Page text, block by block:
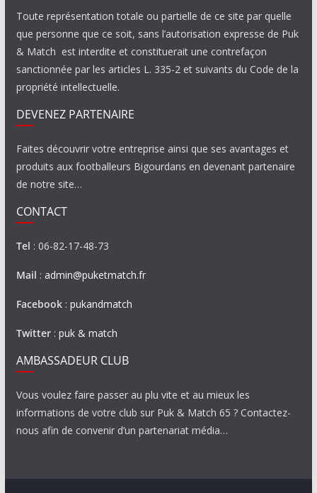
Toute représentation totale ou partielle de ce site par quelle
que personne que ce soit, sans l’autorisation expresse de Puk
& Match est interdite et constituerait une contrefaçon
sanctionnée par les articles L. 335-2 et suivants du Code de la
propriété intellectuelle.
DEVENEZ PARTENAIRE
Faites découvrir votre entreprise ainsi que ses avantages et
produits aux footballeurs Bigourdans en devenant partenaire
de notre site…
CONTACT
Tel : 06-82-17-48-73
Mail : admin@puketmatch.fr
Facebook: pukandmatch
Twitter: puk & match
AMBASSADEUR CLUB
Vous voulez faire passer au plu vite et au mieux les
informations de votre club sur Puk & Match 65 ? Contactez-
nous afin de convenir d’un partenariat média…